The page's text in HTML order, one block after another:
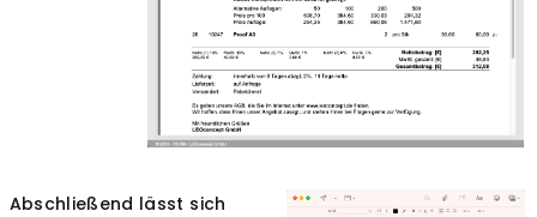
Abschließend lässt sich